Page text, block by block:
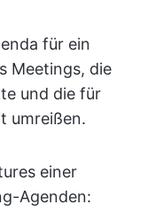
für ein
Meetings, die
und die für
umreißen.
einer
Agenden: